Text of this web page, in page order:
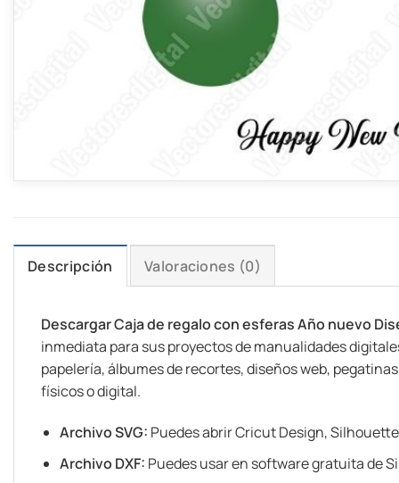
Descripción Valoraciones (0)
Descargar Caja de regalo con esferas Año nuevo
inmediata para sus proyectos de manualidades
papelería, álbumes de recortes, diseños web,
físicos o digital.
Archivo SVG: Puedes abrir Cricut Design,
Archivo DXF: Puedes usar en software gratuita de